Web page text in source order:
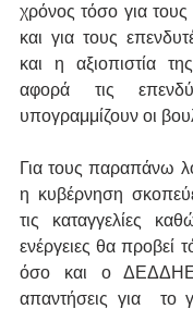
χρόνος τόσο για
και για τους
και η αξιοπιστία
αφορά τις
υπογραμμίζουν οι
Για τους παραπάνω
η κυβέρνηση
τις καταγγελίες
ενέργειες θα προβεί
όσο και ο
απαντήσεις για  το